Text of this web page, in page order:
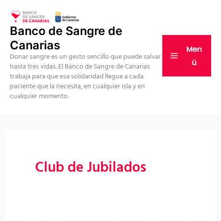
contenido
Banco de Sangre de
Canarias
Donar sangre es un gesto sencillo que puede salvar
hasta tres vidas. El Banco de Sangre de Canarias
trabaja para que esa solidaridad llegue a cada
paciente que la necesita, en cualquier isla y en
cualquier momento.
Men
ú
Club de Jubilados